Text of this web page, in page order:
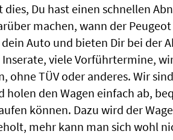
Du hast einen schnellen
machen, wann der
Auto und bieten Dir bei der
viele Vorführtermine,
ohne TÜV oder anderes. Wir
den Wagen einfach ab,
können. Dazu wird der
mehr kann man sich wohl